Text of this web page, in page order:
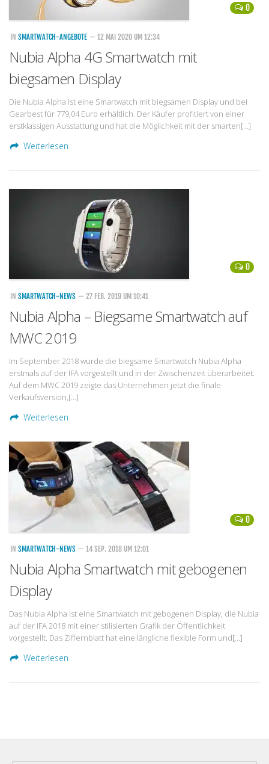
0
IN SMARTWATCH-ANGEBOTE — 12 MAI 2020 UM 12:34
Nubia Alpha 4G Smartwatch mit
biegsamen Display
Die Nubia Alpha ist eine Smartwatch mit biegsamen Display und bei
Gearbest für 779,04 Euro erhältlich. Der Käufer profitiert von einer
erstklassigen Ausstattung und hat die Möglichkeit mit der smarten[…]
Weiterlesen
0
IN SMARTWATCH-NEWS — 27 FEB. 2019 UM 10:41
Nubia Alpha – Biegsame Smartwatch auf
MWC 2019
Im September 2018 wurde die biegsame Smartwatch Nubia Alpha
erstmals auf der IFA vorgestellt und in der Zwischenzeit überarbeitet.
Auf dem MWC 2019 zeigte das Unternehmen jetzt die finale
Verkaufsversion,[…]
Weiterlesen
0
IN SMARTWATCH-NEWS — 14 SEP. 2018 UM 12:01
Nubia Alpha Smartwatch mit gebogenen
Display
Das Nubia Alpha ist eine Smartwatch mit gebogenen Display, die Nubia
auf der IFA 2018 mit einer stilisierten Grafik der Öffentlichkeit
vorgestellt. Das Ziffernblatt hat eine längliche flexible Form und[…]
Weiterlesen